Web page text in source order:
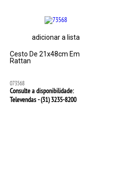
adicionar a lista
Cesto De 21x48cm Em
Rattan
073568
Consulte a disponibilidade:
Televendas - (31)3235-8200